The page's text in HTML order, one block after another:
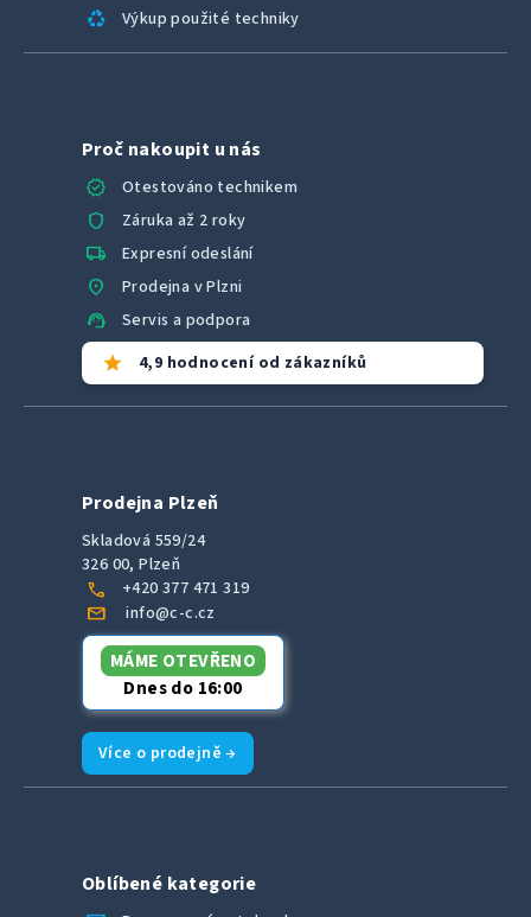
recycling Výkup použité techniky
Proč nakoupit u nás
verified
Otestováno technikem
shield Záruka až 2 roky
local_shipping Expresní odeslání
location_on Prodejna v Plzni
support_agent Servis a podpora
star 4,9 hodnocení od zákazníků
Prodejna Plzeň
Skladová 559/24
326 00, Plzeň
call +420 377 471 319
mail info@c-c.cz
MÁME OTEVŘENO
Dnes do 16:00
Více o prodejně →
Oblíbené kategorie